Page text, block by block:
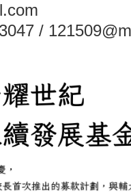
/